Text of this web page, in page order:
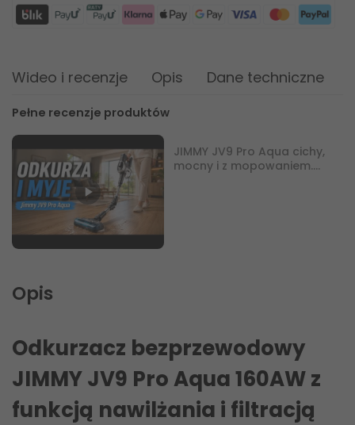
Wideo i recenzje Opis Dane techniczne
Pełne recenzje produktów
JIMMY JV9 Pro Aqua cichy,
mocny i z mopowaniem.
Opis
Odkurzacz bezprzewodowy
JIMMY JV9 Pro Aqua 160AW z
funkcją nawilżania i filtracją